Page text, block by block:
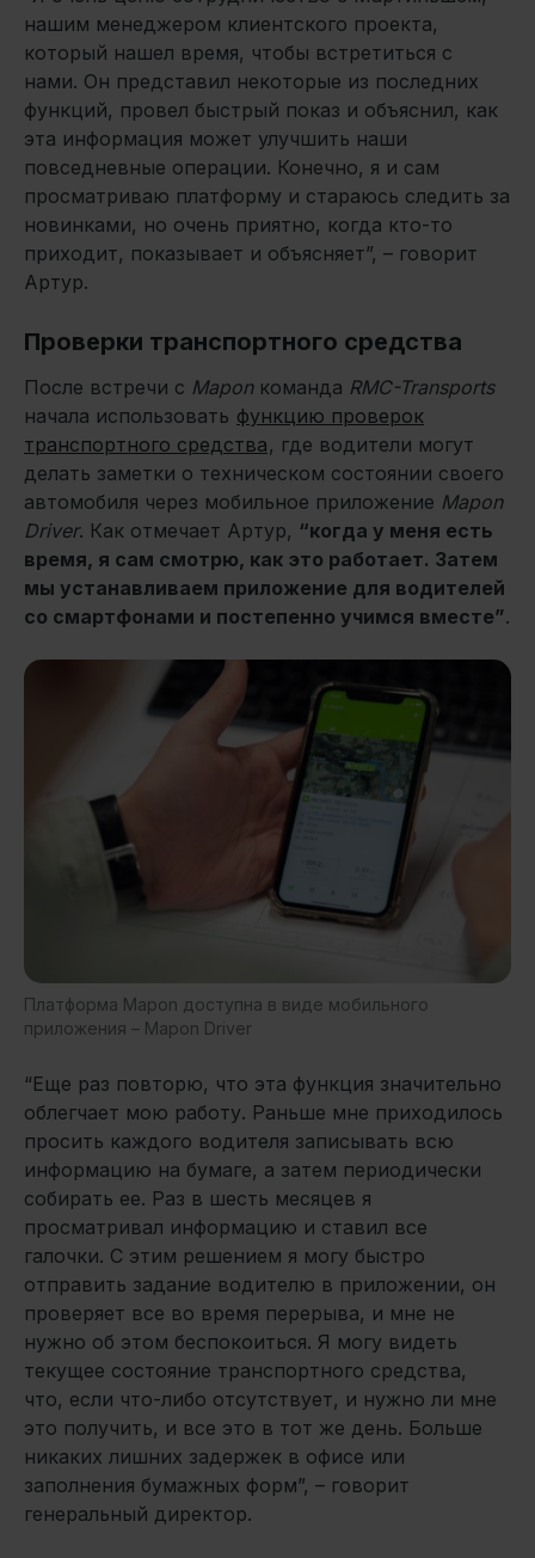
нашим менеджером клиентского проекта,
который нашел время, чтобы встретиться с
нами. Он представил некоторые из последних
функций, провел быстрый показ и объяснил, как
эта информация может улучшить наши
повседневные операции. Конечно, я и сам
просматриваю платформу и стараюсь следить за
новинками, но очень приятно, когда кто-то
приходит, показывает и объясняет”, – говорит
Артур.
Проверки транспортного средства
После встречи с Maponкоманда RMC-Transports
начала использовать функцию проверок
транспортного средства , где водители могут
делать заметки о техническом состоянии своего
автомобиля через мобильное приложение Mapon
Driver. Как отмечает Артур, “когда у меня есть
время, я сам смотрю, как это работает. Затем
мы устанавливаем приложение для водителей
со смартфонами и постепенно учимся вместе”.
Платформа Mapon доступна в виде мобильного
приложения – Mapon Driver
“Еще раз повторю, что эта функция значительно
облегчает мою работу. Раньше мне приходилось
просить каждого водителя записывать всю
информацию на бумаге, а затем периодически
собирать ее. Раз в шесть месяцев я
просматривал информацию и ставил все
галочки. С этим решением я могу быстро
отправить задание водителю в приложении, он
проверяет все во время перерыва, и мне не
нужно об этом беспокоиться. Я могу видеть
текущее состояние транспортного средства,
что, если что-либо отсутствует, и нужно ли мне
это получить, и все это в тот же день. Больше
никаких лишних задержек в офисе или
заполнения бумажных форм”, – говорит
генеральный директор.